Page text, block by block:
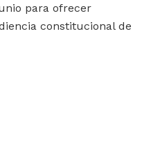
para ofrecer
constitucional de